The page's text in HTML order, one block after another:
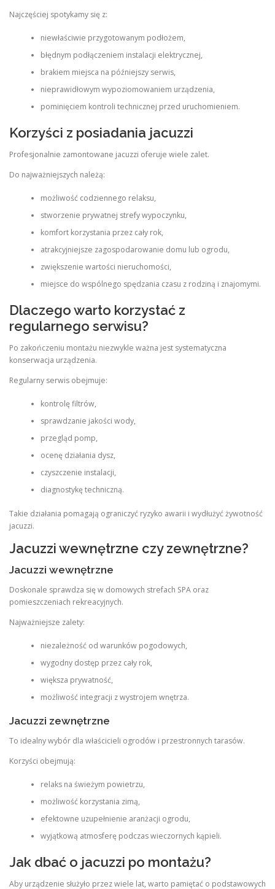
Najczęściej spotykamy się z:
niewłaściwie przygotowanym podłożem,
błędnym podłączeniem instalacji elektrycznej,
brakiem miejsca na późniejszy serwis,
nieprawidłowym wypoziomowaniem urządzenia,
pominięciem kontroli technicznej przed uruchomieniem.
Korzyści z posiadania jacuzzi
Profesjonalnie zamontowane jacuzzi oferuje wiele zalet.
Do najważniejszych należą:
możliwość codziennego relaksu,
stworzenie prywatnej strefy wypoczynku,
komfort korzystania przez cały rok,
atrakcyjniejsze zagospodarowanie domu lub ogrodu,
zwiększenie wartości nieruchomości,
miejsce do wspólnego spędzania czasu z rodziną i znajomymi.
Dlaczego warto korzystać z
regularnego serwisu?
Po zakończeniu montażu niezwykle ważna jest systematyczna
konserwacja urządzenia.
Regularny serwis obejmuje:
kontrolę filtrów,
sprawdzanie jakości wody,
przegląd pomp,
ocenę działania dysz,
czyszczenie instalacji,
diagnostykę techniczną.
Takie działania pomagają ograniczyć ryzyko awarii i wydłużyć żywotność
jacuzzi.
Jacuzzi wewnętrzne czy zewnętrzne?
Jacuzzi wewnętrzne
Doskonale sprawdza się w domowych strefach SPA oraz
pomieszczeniach rekreacyjnych.
Najważniejsze zalety:
niezależność od warunków pogodowych,
wygodny dostęp przez cały rok,
większa prywatność,
możliwość integracji z wystrojem wnętrza.
Jacuzzi zewnętrzne
To idealny wybór dla właścicieli ogrodów i przestronnych tarasów.
Korzyści obejmują:
relaks na świeżym powietrzu,
możliwość korzystania zimą,
efektowne uzupełnienie aranżacji ogrodu,
wyjątkową atmosferę podczas wieczornych kąpieli.
Jak dbać o jacuzzi po montażu?
Aby urządzenie służyło przez wiele lat, warto pamiętać o podstawowych